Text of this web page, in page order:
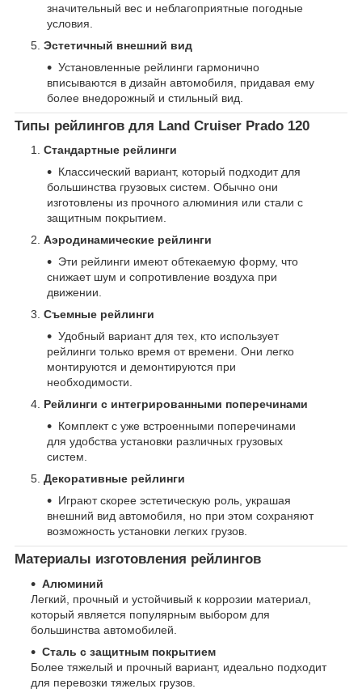
значительный вес и неблагоприятные погодные
условия.
Эстетичный внешний вид
Установленные рейлинги гармонично
вписываются в дизайн автомобиля, придавая ему
более внедорожный и стильный вид.
Типы рейлингов для Land Cruiser Prado 120
Стандартные рейлинги
Классический вариант, который подходит для
большинства грузовых систем. Обычно они
изготовлены из прочного алюминия или стали с
защитным покрытием.
Аэродинамические рейлинги
Эти рейлинги имеют обтекаемую форму, что
снижает шум и сопротивление воздуха при
движении.
Съемные рейлинги
Удобный вариант для тех, кто использует
рейлинги только время от времени. Они легко
монтируются и демонтируются при
необходимости.
Рейлинги с интегрированными поперечинами
Комплект с уже встроенными поперечинами
для удобства установки различных грузовых
систем.
Декоративные рейлинги
Играют скорее эстетическую роль, украшая
внешний вид автомобиля, но при этом сохраняют
возможность установки легких грузов.
Материалы изготовления рейлингов
Алюминий
Легкий, прочный и устойчивый к коррозии материал,
который является популярным выбором для
большинства автомобилей.
Сталь с защитным покрытием
Более тяжелый и прочный вариант, идеально подходит
для перевозки тяжелых грузов.